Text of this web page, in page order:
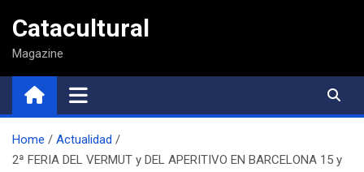
contenido
Catacultural
Magazine
Home
Actualidad
2ª FERIA DEL VERMUT y DEL APERITIVO EN BARCELONA 15 y